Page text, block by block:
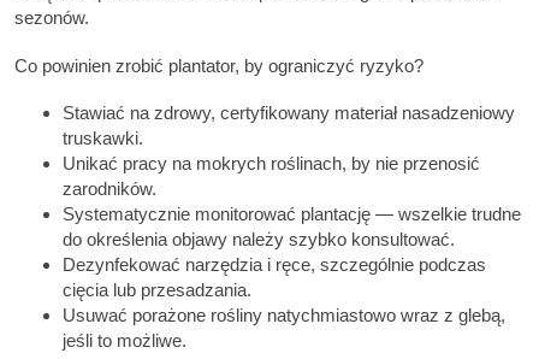
sezonów.
Co powinien zrobić plantator, by ograniczyć ryzyko?
Stawiać na zdrowy, certyfikowany materiał nasadzeniowy
truskawki.
Unikać pracy na mokrych roślinach, by nie przenosić
zarodników.
Systematycznie monitorować plantację — wszelkie trudne
do określenia objawy należy szybko konsultować.
Dezynfekować narzędzia i ręce, szczególnie podczas
cięcia lub przesadzania.
Usuwać porażone rośliny natychmiastowo wraz z glebą,
jeśli to możliwe.